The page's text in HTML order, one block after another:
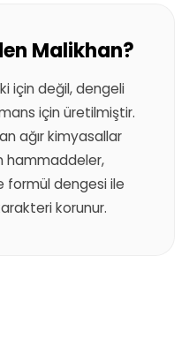
Malikhan?
için değil, dengeli
için üretilmiştir.
ağır kimyasallar
hammaddeler,
formül dengesi ile
korunur.